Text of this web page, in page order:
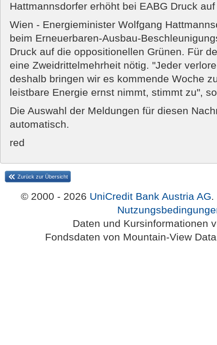
Hattmannsdorfer erhöht bei EABG Druck
Wien - Energieminister Wolfgang
beim Erneuerbaren-Ausbau-
Druck auf die oppositionellen Grünen. Für
eine Zweidrittelmehrheit nötig. "Jeder
deshalb bringen wir es kommende Woche
leistbare Energie ernst nimmt, stimmt zu",
Die Auswahl der Meldungen für diesen
automatisch.
red
Zurück zur Übersicht
© 2000 - 2026 UniCredit Bank Austria AG.
Daten und Kursinformationen
Fondsdaten von Mountain-View